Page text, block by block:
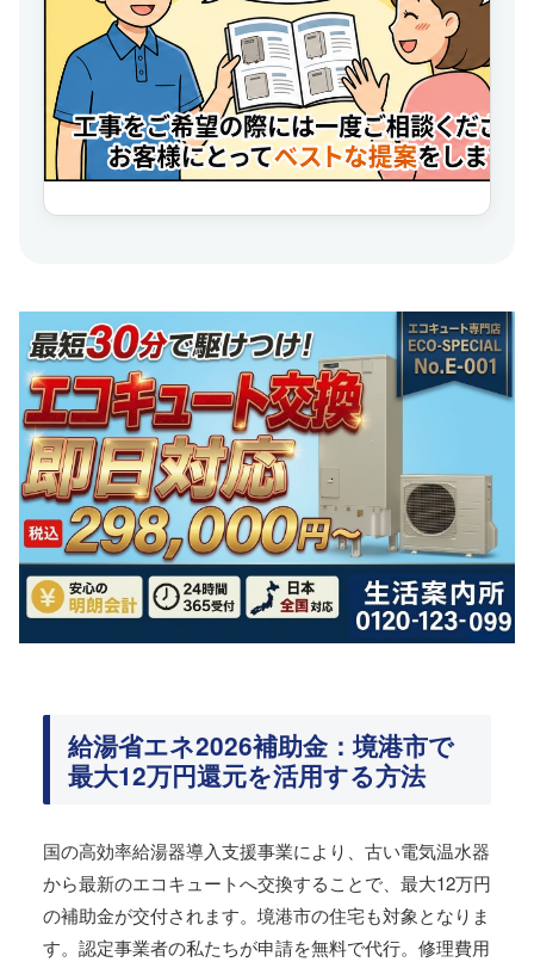
給湯省エネ2026補助金：境港市で
最大12万円還元を活用する方法
国の高効率給湯器導入支援事業により、古い電気温水器
から最新のエコキュートへ交換することで、最大12万円
の補助金が交付されます。境港市の住宅も対象となりま
す。認定事業者の私たちが申請を無料で代行。修理費用